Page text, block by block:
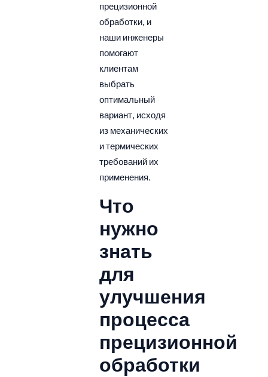
прецизионной
обработки, и
наши инженеры
помогают
клиентам
выбрать
оптимальный
вариант, исходя
из механических
и термических
требований их
применения.
Что
нужно
знать
для
улучшения
процесса
прецизионной
обработки